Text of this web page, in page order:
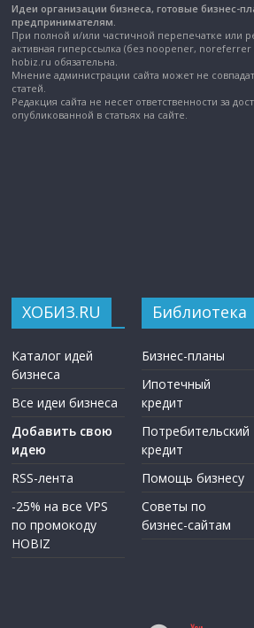
Идеи организации бизнеса, готовые бизнес-
предпринимателям.
При полной и/или частичной перепечатке или
активная гиперссылка (без noopener, noreferrer
hobiz.ru обязательна.
Мнение администрации сайта может не
статей.
Редакция сайта не несет ответственности за
опубликованной в статьях на сайте.
ХОБИЗ.RU
Каталог идей
бизнеса
Все идеи бизнеса
Добавить свою
идею
RSS-лента
-25% на все VPS
по промокоду
HOBIZ
Библиотека
Бизнес-планы
Ипотечный
кредит
Потребительский
кредит
Помощь бизнесу
Советы по
бизнес-сайтам